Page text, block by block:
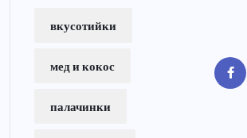
вкусотийки
мед и кокос
палачинки